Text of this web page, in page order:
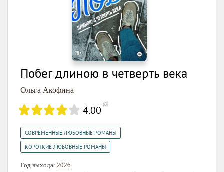
Побег длиною в четверть века
Ольга Акофина
4.00 (8)
СОВРЕМЕННЫЕ ЛЮБОВНЫЕ РОМАНЫ
КОРОТКИЕ ЛЮБОВНЫЕ РОМАНЫ
Год выхода: 2026